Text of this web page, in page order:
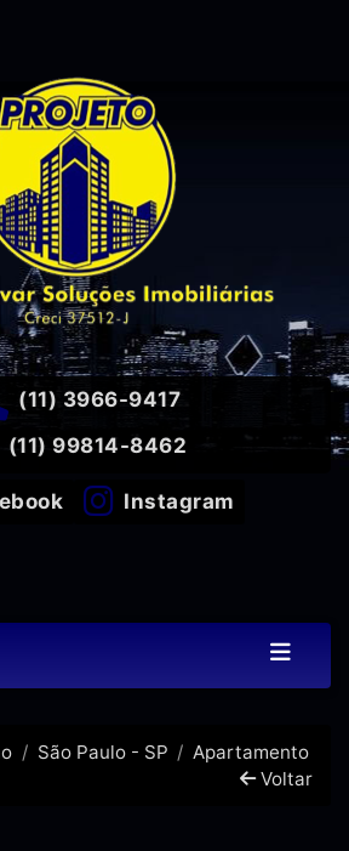
(11) 3966-9417
(11) 99814-8462
Instagram
São Paulo - SP
Apartamento
Voltar